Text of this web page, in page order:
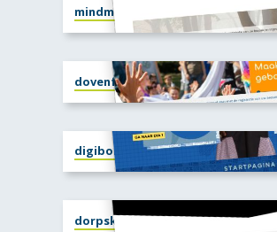
mindmore.nl
dovenfonds.nl
digibord.compassion.nl
dorpskerkwilp.nl